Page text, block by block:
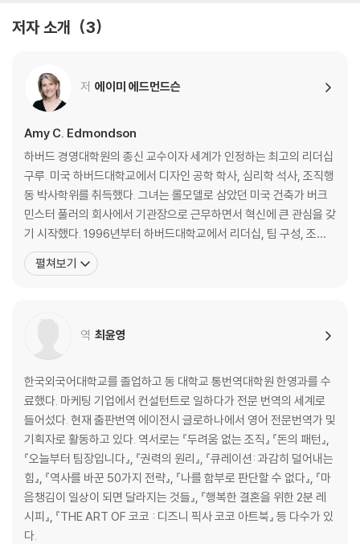
조직에 침묵이 만연할 수밖에 없는 이유│심리적 안정도와 직원 몰입도는
비례한다│좋은 리더는 갈등을 추진력으로 삼는다
[CASE STUDY] 침묵이 초래한 비극 - 테네리페 공항 참사
[CASE STUDY] 허물없는 소통의 힘 - 허드슨강의 기적
2장 - 두려움 없는 조직은 무엇이 다른가?
· 심리적 안정감을 구축하는 세 가지 방법
건넜을까?│쓰나미가 다이니 원전을 피해간 이유│한 차원 높은 목표로 동
기를 부여하라
· [2단계] 겸손하되 적극적으로 파고들어라
상황적 겸손을 보여라│적극적으로 질문하라
· [3단계] 실패를 축하할 각오가 되어 있는가?
일단 고맙게 여겨라, 결과는 그다음 문제다│실패에 씌워진 ‘오명’을 제거
하라│위반 행위에는 단호히 칼을 들어라
· 심리적 안정감에 대한 몇 가지 편견들
심리적 안정감은 친절함과 다르다│심리적 안정감은 개인의 성향을 초월
저자 소개 3
저 에이미 에드먼드슨
Amy C. Edmondson
하버드 경영대학원의 종신 교수이자 세계가 인정하는 최고의 리더십
구루. 미국 하버드대학교에서 디자인 공학 학사, 심리학 석사, 조직행
동 박사학위를 취득했다. 그녀는 롤모델로 삼았던 미국 건축가 버크
민스터 풀러의 회사에서 기관장으로 근무하면서 혁신에 큰 관심을 갖
기 시작했다. 1996년부터 하버드대학교에서 리더십, 팀 구성, 조직
결정 등에 대한 강의를 해왔다. 에드먼드슨 교수는 불확실하며 모호
한 오늘날의 사업 환경에서 필요한 협업의 역동적인 형태인 티밍을
펼쳐보기
역 최윤영
한국외국어대학교를 졸업하고 동 대학교 통번역대학원 한영과를 수
료했다. 마케팅 기업에서 컨설턴트로 일하다가 전문 번역의 세계로
들어섰다. 현재 출판번역 에이전시 글로하나에서 영어 전문번역가 및
기획자로 활동하고 있다. 역서로는 『두려움 없는 조직』 『돈의 패턴』,
『오늘부터 팀장입니다』, 『권력의 원리』, 『큐레이션: 과감히 덜어내는
힘』, 『역사를 바꾼 50가지 전략』, 『나를 함부로 판단할 수 없다』, 『마
음챙김이 일상이 되면 달라지는 것들』, 『행복한 결혼을 위한 2분 레
시피』, 『THE ART OF 코코 : 디즈니 픽사 코코 아트북』 등 다수가 있
다.